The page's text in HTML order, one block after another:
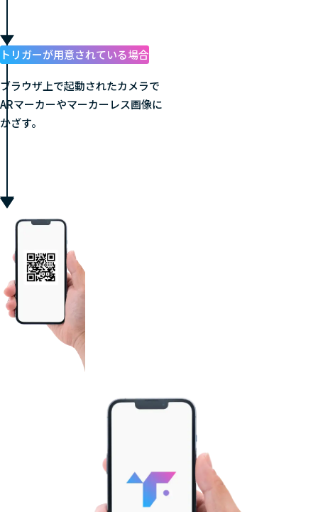
トリガーが用意されている場合
ブラウザ上で起動されたカメラで
ARマーカーやマーカーレス画像に
かざす。